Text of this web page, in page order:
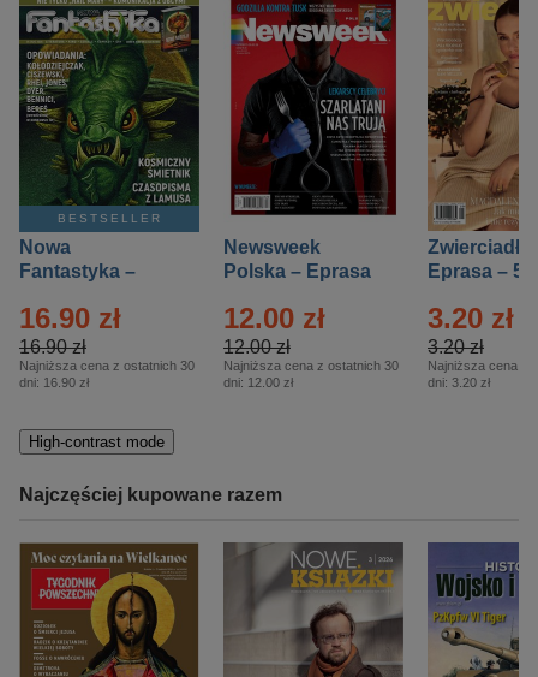
BESTSELLER
Nowa
Fantastyka –
16.90 zł
16.90 zł
Najniższa cena z ostatnich 30
dni: 16.90 zł
Newsweek
Polska – Eprasa
12.00 zł
12.00 zł
Najniższa cena z ostatnich 30
dni: 12.00 zł
Zwierciadło
Eprasa – 5/
3.20 zł
3.20 zł
Najniższa cena z
dni: 3.20 zł
High-contrast mode
Najczęściej kupowane razem